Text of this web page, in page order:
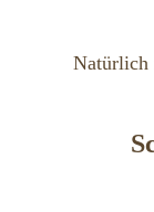
Natürlich